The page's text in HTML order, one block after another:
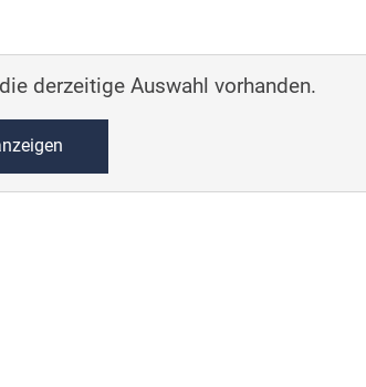
derzeitige Auswahl vorhanden.